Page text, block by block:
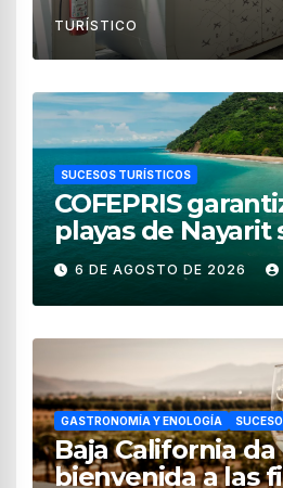
TURÍSTICO
SUCESOS TURÍSTICOS
COFEPRIS
playas de Nayarit
para uso
6 DE AGOSTO DE 2026
GASTRONOMÍA Y ENOLOGÍA
Baja California da
bienvenida a las